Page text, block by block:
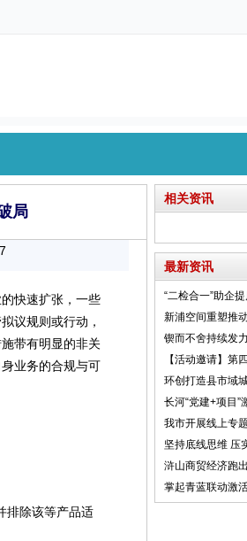
局
快速扩张，一些
议规则或行动，
带有明显的非关
业务的合规与可
排除该等产品适
相关资讯
最新资讯
“二检合一”助企
新浦空间重塑推
锲而不舍持续发
【活动邀请】第
环创打造县市域
长河“党建+项目”
我市开展线上专
坚持底线思维 压
浒山商贸经济跑
掌起青蓝联动激